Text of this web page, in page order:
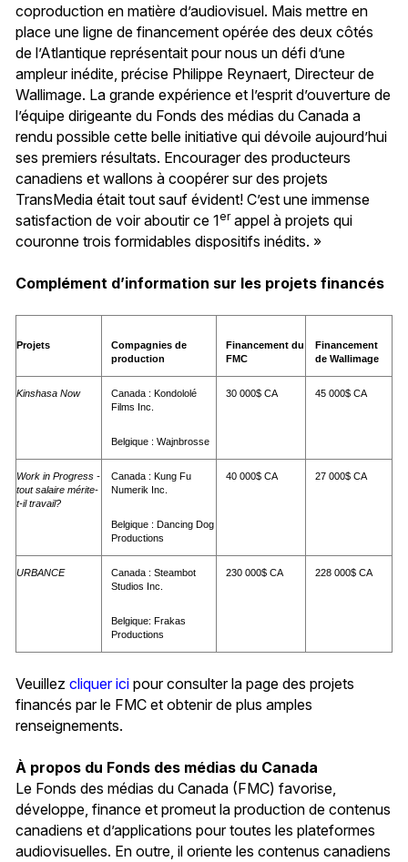
coproduction en matière d’audiovisuel. Mais mettre en
place une ligne de financement opérée des deux côtés
de l’Atlantique représentait pour nous un défi d’une
ampleur inédite, précise Philippe Reynaert, Directeur de
Wallimage. La grande expérience et l’esprit d’ouverture de
l’équipe dirigeante du Fonds des médias du Canada a
rendu possible cette belle initiative qui dévoile aujourd’hui
ses premiers résultats. Encourager des producteurs
canadiens et wallons à coopérer sur des projets
TransMedia était tout sauf évident! C’est une immense
satisfaction de voir aboutir ce 1erappel à projets qui
couronne trois formidables dispositifs inédits. »
Complément d’information sur les projets financés
Projets
Compagnies de
production
Financement du
FMC
Financement
de Wallimage
Kinshasa Now
Canada : Kondololé
Films Inc.
Belgique : Wajnbrosse
30 000$ CA 45 000$ CA
Work in Progress -
tout salaire mérite-
t-il travail?
Canada : Kung Fu
Numerik Inc.
Belgique : Dancing Dog
Productions
40 000$ CA 27 000$ CA
URBANCE
Canada : Steambot
Studios Inc.
Belgique: Frakas
Productions
230 000$ CA 228 000$ CA
Veuillez cliquer ici pour consulter la page des projets
financés par le FMC et obtenir de plus amples
renseignements.
À propos du Fonds des médias du Canada
Le Fonds des médias du Canada (FMC) favorise,
développe, finance et promeut la production de contenus
canadiens et d’applications pour toutes les plateformes
audiovisuelles. En outre, il oriente les contenus canadiens